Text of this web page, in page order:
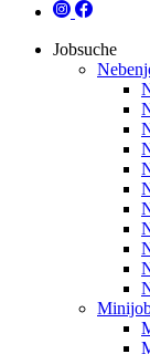
Jobsuche